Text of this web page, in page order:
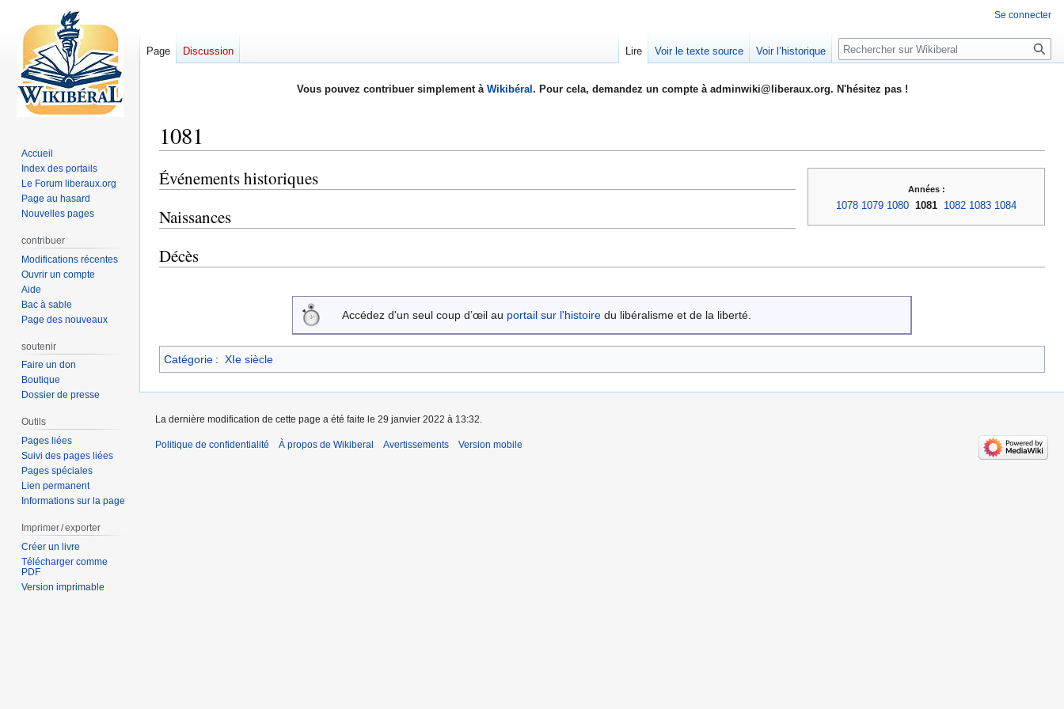
Vous pouvez contribuer simplement à Wikibéral . Pour cela, demandez un compte à adminwiki@liberaux.org. N'hésitez pas !
1081
Aller
à
la
navigation
Aller
à
la
recherche
Années :
1078 1079 1080 1081 1082 1083 1084
Événements historiques
Naissances
Décès
Accédez d'un seul coup d’œil au portail sur l'histoire du libéralisme et de la liberté.
Catégorie : XIe siècle
Se connecter
Page Discussion Lire Voir le texte source Voir l’historique Rechercher
Accueil
Index des portails
Le Forum liberaux.org
Page au hasard
Nouvelles pages
contribuer
Modifications récentes
Ouvrir un compte
Aide
Bac à sable
Page des nouveaux
soutenir
Faire un don
Boutique
Dossier de presse
Outils
Pages liées
Suivi des pages liées
Pages spéciales
Lien permanent
Informations sur la page
Imprimer / exporter
Créer un livre
Télécharger comme
PDF
Version imprimable
La dernière modification de cette page a été faite le 29 janvier 2022 à 13:32.
Politique de confidentialité À propos de Wikiberal Avertissements Version mobile